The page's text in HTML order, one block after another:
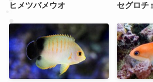
ヒメツバメウオ セグロチ